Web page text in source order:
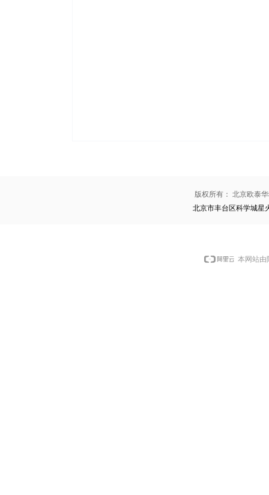
版权所有： 北京欧泰
北京市丰台区科
本网站由